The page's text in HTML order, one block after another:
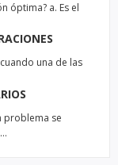
óptima? a. Es el
una de las
problema se